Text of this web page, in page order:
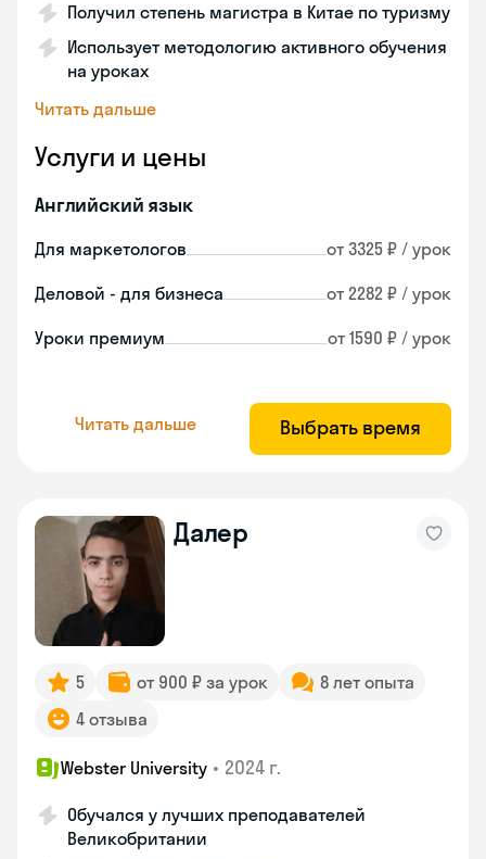
Получил степень магистра в Китае по туризму
Использует методологию активного обучения
на уроках
Читать дальше
Услуги и цены
Английский язык
Для маркетологов от 3325 ₽ / урок
Деловой - для бизнеса от 2282 ₽ / урок
Уроки премиум от 1590 ₽ / урок
Читать дальше Выбрать время
Далер
5 от 900 ₽ за урок
8 лет опыта
4 отзыва
Webster University • 2024 г.
Обучался у лучших преподавателей
Великобритании